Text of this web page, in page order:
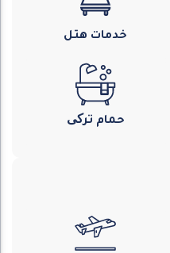
خدمات هتل
حمام ترکی